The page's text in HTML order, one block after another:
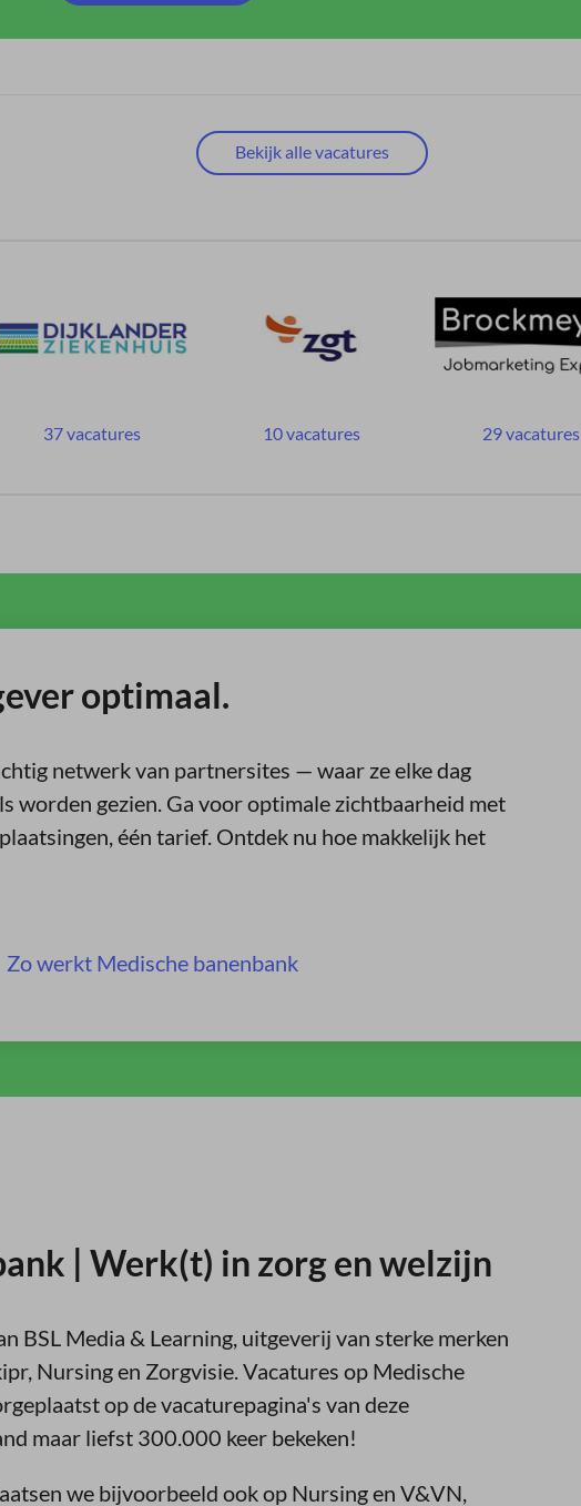
Bekijk alle vacatures
37 vacatures 10 vacatures 29 vacatures
optimaal.
netwerk van partnersites — waar ze elke dag
worden gezien. Ga voor optimale zichtbaarheid met
één tarief. Ontdek nu hoe makkelijk het
Zo werkt Medische banenbank
| Werk(t) in zorg en welzijn
BSL Media & Learning, uitgeverij van sterke merken
Nursing en Zorgvisie. Vacatures op Medische
op de vacaturepagina's van deze
maar liefst 300.000 keer bekeken!
we bijvoorbeeld ook op Nursing en V&VN,